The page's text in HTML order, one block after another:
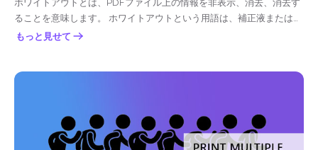
ホワイトアウトとは、PDFファイル上の情報を非表示、消去、消去す
ることを意味します。 ホワイトアウトという用語は、補正液または
&ldquo;ホワイトアウトを使用して書かれた誤りを修正する行為に由
もっと見せて